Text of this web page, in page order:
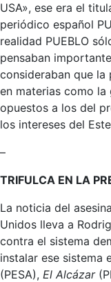
USA», ese era el
periódico español
realidad PUEBLO
pensaban
consideraban que
en materias como la
opuestos a los del
los intereses del
–
TRIFULCA EN LA
La noticia del
Unidos lleva a
contra el sistema
instalar ese sistema
(PESA), El Alcázar